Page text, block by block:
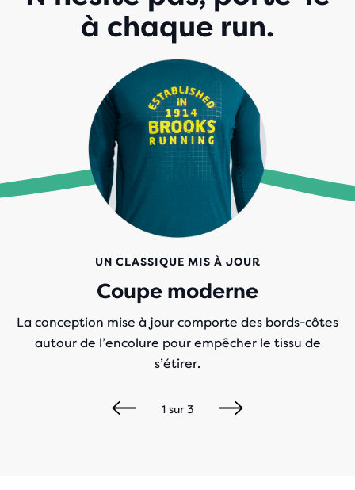
à chaque run.
UN CLASSIQUE MIS À JOUR
Coupe moderne
La conception mise à jour comporte des bords-côtes
autour de l’encolure pour empêcher le tissu de
s’étirer.
1sur 3